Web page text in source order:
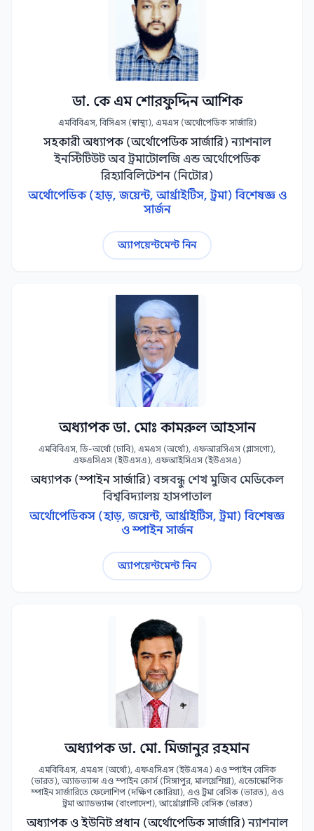
ডা. কে এম শোরফুদ্দিন আশিক
এমবিবিএস, বিসিএস (স্বাস্থ্য), এমএস (অর্থোপেডিক সার্জারি)
সহকারী অধ্যাপক (অর্থোপেডিক সার্জারি) ন্যাশনাল
ইনস্টিটিউট অব ট্রমাটোলজি এন্ড অর্থোপেডিক
রিহ্যাবিলিটেশন (নিটোর)
অর্থোপেডিক (হাড়, জয়েন্ট, আর্থ্রাইটিস, ট্রমা) বিশেষজ্ঞ ও
সার্জন
অ্যাপয়েন্টমেন্ট নিন
অধ্যাপক ডা. মোঃ কামরুল আহসান
এমবিবিএস, ডি-অর্থো (ঢাবি), এমএস (অর্থো), এফআরসিএস (গ্লাসগো),
এফএসিএস (ইউএসএ), এফআইসিএস (ইউএসএ)
অধ্যাপক (স্পাইন সার্জারি) বঙ্গবন্ধু শেখ মুজিব মেডিকেল
বিশ্ববিদ্যালয় হাসপাতাল
অর্থোপেডিকস (হাড়, জয়েন্ট, আর্থ্রাইটিস, ট্রমা) বিশেষজ্ঞ
ও স্পাইন সার্জন
অ্যাপয়েন্টমেন্ট নিন
অধ্যাপক ডা. মো. মিজানুর রহমান
এমবিবিএস, এমএস (অর্থো), এফএসিএস (ইউএসএ) এও স্পাইন বেসিক
(ভারত), অ্যাডভ্যান্স এও স্পাইন কোর্স (সিঙ্গাপুর, মালয়েশিয়া), এন্ডোস্কোপিক
স্পাইন সার্জারিতে ফেলোশিপ (দক্ষিণ কোরিয়া), এও ট্রমা বেসিক (ভারত), এও
ট্রমা অ্যাডভ্যান্স (বাংলাদেশ), আর্থ্রোপ্লাস্টি বেসিক (ভারত)
অধ্যাপক ও ইউনিট প্রধান (অর্থোপেডিক সার্জারি) ন্যাশনাল